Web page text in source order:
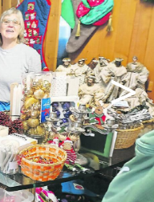
Schnäppchen.
Kübli für die
ein. Es
Ware
wird. Sämtliche
werden – wie
etwas
>